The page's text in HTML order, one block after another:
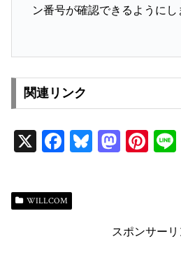
ン番号が確認できるようにし
関連リンク
X Fa
bo
ok
Bl M
n
Pi
t
WILLCOM
スポンサーリ